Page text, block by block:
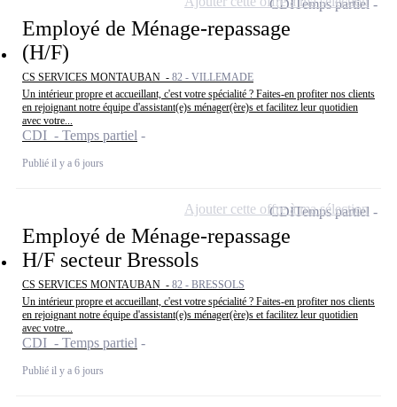
Employé de Ménage-repassage
(H/F)
CS SERVICES MONTAUBAN - 82 - VILLEMADE
Un intérieur propre et accueillant, c'est votre spécialité ? Faites-en profiter nos clients
en rejoignant notre équipe d'assistant(e)s ménager(ère)s et facilitez leur quotidien
avec votre...
CDI - Temps partiel
Publié il y a 6 jours
CDITemps partiel
Employé de Ménage-repassage
H/F secteur Bressols
CS SERVICES MONTAUBAN - 82 - BRESSOLS
Un intérieur propre et accueillant, c'est votre spécialité ? Faites-en profiter nos clients
en rejoignant notre équipe d'assistant(e)s ménager(ère)s et facilitez leur quotidien
avec votre...
CDI - Temps partiel
Publié il y a 6 jours
CDITemps partiel
Ajouter cette offre à ma sélection